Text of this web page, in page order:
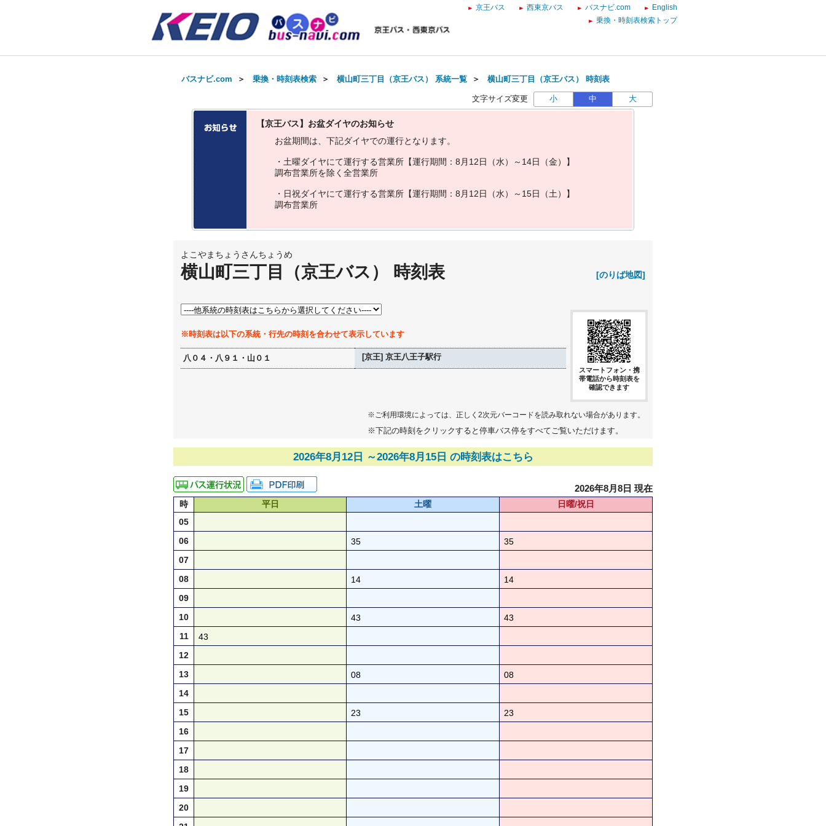
京王バス 西東京バス バスナビ.com
English
乗換・時刻表検索トップ
バスナビ.com ＞ 乗換・時刻表検索 ＞ 横山町三丁目（京王バス） 系統一覧 ＞ 横山町三丁目（京王バス） 時刻表
文字サイズ変更 小 中 大
【京王バス】お盆ダイヤのお知らせ
お盆期間は 下記ダイヤでの運行と な り ます。
・ 土曜ダイヤにて運行する営業所 【運行期間 ： 8 月 1 2日 （水） ～ 14日 （金）
】
調布営業所を除 く 全営業所
・ 日祝ダイヤにて運行する営業所 【運行期間 ： 8 月 1 2日 （水） ～ 15日 （土）
】
調布営業所
よこやまちょうさんちょうめ
横山町三丁目（京王バス） 時刻表 [のりば地図]
※時刻表は以下の系統・行先の時刻を合わせて表示しています
八０４・八９１・山０１ [京王] 京王八王子駅行
スマートフォン・携
帯電話から時刻表を
確認できます
※ご利用環境によっては、正しく2次元バーコードを読み取れない場合があります。
※下記の時刻をクリックすると停車バス停をすべてご覧いただけます。
2026年8月12日 ～2026年8月15日 の時刻表はこちら
2026年8月8日 現在
時 平日 土曜
日曜/祝日
05
06
35
35
07
08
14
14
09
10
43
43
11
43
12
13
08
08
14
15
23
23
16
17
18
19
20